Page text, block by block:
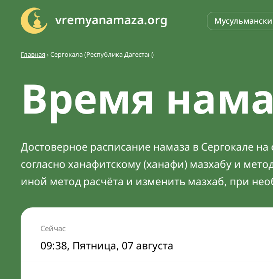
vremyanamaza.org
Главная›Сергокала (Республика Дагестан)
Время
Достоверное расписание намаза в Сергокале
согласно ханафитскому (ханафи) мазхабу и
иной метод расчёта и изменить мазхаб, при
Сейчас
09:38, Пятница, 07 августа